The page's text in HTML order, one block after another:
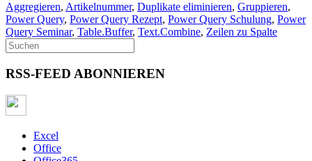
Aggregieren, Artikelnummer, Duplikate eliminieren, Gruppieren,
Power Query, Power Query Rezept, Power Query Schulung, Power
Query Seminar, Table.Buffer, Text.Combine, Zeilen zu Spalte
RSS-FEED ABONNIEREN
Excel
Office